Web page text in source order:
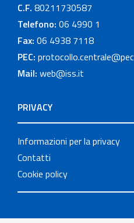
C.F. 80211730587
Telefono: 06 4990 1
Fax: 06 4938 7118
PEC:
Mail: web@iss.it
PRIVACY
Informazioni per la privacy
Contatti
Cookie policy